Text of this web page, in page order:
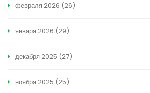
февраля 2026 (26)
января 2026 (29)
декабря 2025 (27)
ноября 2025 (25)